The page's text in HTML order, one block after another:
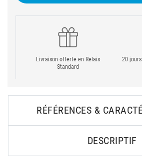
Livraison offerte en Relais
Standard
20
RÉFÉRENCES &
DESCRIPTIF